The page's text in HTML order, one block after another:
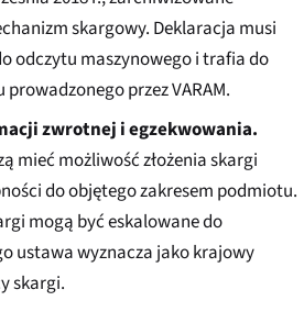
skargowy. Deklaracja musi
odczytu maszynowego i trafia do
przez VARAM.
zwrotnej i egzekwowania.
mieć możliwość złożenia skargi
do objętego zakresem podmiotu.
mogą być eskalowane do
ustawa wyznacza jako krajowy
skargi.